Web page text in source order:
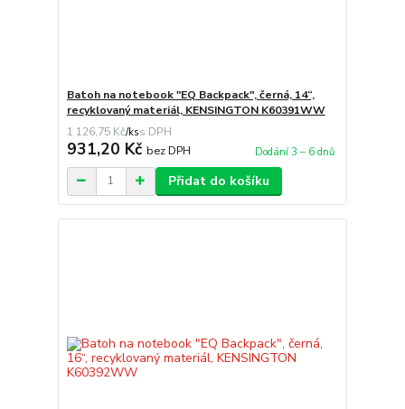
Batoh na notebook "EQ Backpack", černá, 14“,
recyklovaný materiál, KENSINGTON K60391WW
1 126,75 Kč/ks
931,20 Kč bez DPH Dodání 3 – 6 dnů
Přidat do košíku